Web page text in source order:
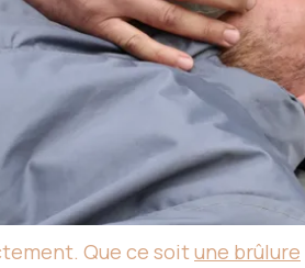
Que ce soitune brûlure